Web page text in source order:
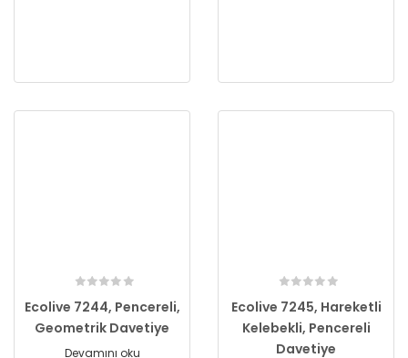
Ecolive 7244, Pencereli,
Geometrik Davetiye
Devamını oku
Ecolive 7245, Hareketli
Kelebekli, Pencereli
Davetiye